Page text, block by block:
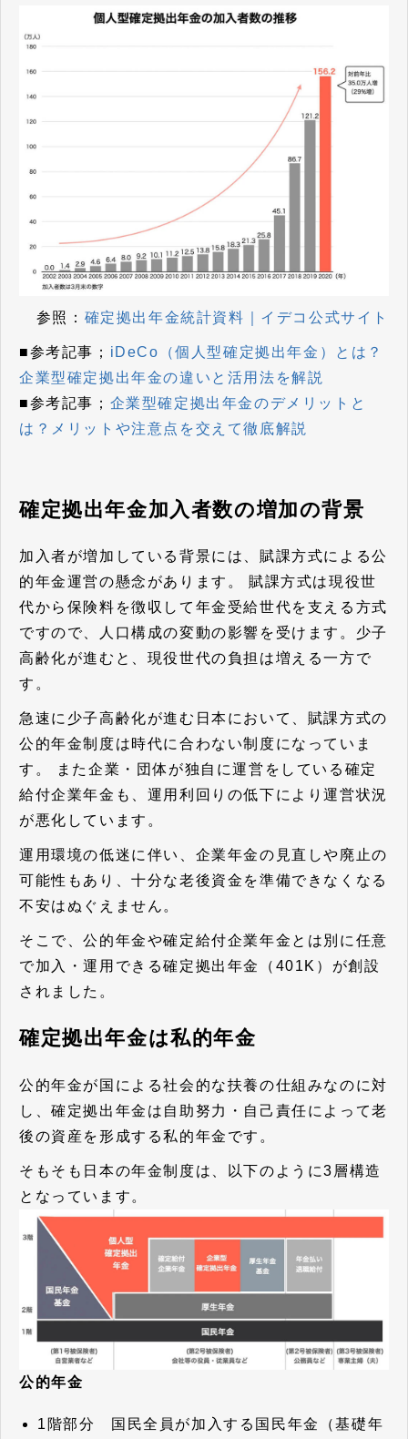
参照： 確定拠出年金統計資料｜イデコ公式サイト
■参考記事； iDeCo（個人型確定拠出年金）とは？
企業型確定拠出年金の違いと活用法を解説
■参考記事； 企業型確定拠出年金のデメリットと
は？メリットや注意点を交えて徹底解説
確定拠出年金加入者数の増加の背景
加入者が増加している背景には、賦課方式による公
的年金運営の懸念があります。 賦課方式は現役世
代から保険料を徴収して年金受給世代を支える方式
ですので、人口構成の変動の影響を受けます。少子
高齢化が進むと、現役世代の負担は増える一方で
す。
急速に少子高齢化が進む日本において、賦課方式の
公的年金制度は時代に合わない制度になっていま
す。
また企業・団体が独自に運営をしている確定
給付企業年金も、運用利回りの低下により運営状況
が悪化しています。
運用環境の低迷に伴い、 企業年金の見直しや廃止の
可能性もあり、十分な老後資金を準備できなくなる
不安はぬぐえません。
そこで、公的年金や確定給付企業年金とは別に任意
で加入・運用できる確定拠出年金（401K）が創設
されました。
確定拠出年金は私的年金
公的年金が国による社会的な扶養の仕組みなのに対
し、確定拠出年金は自助努力・自己責任によって老
後の資産を形成する私的年金です。
そもそも日本の年金制度は、以下のように3層構造
となっています。
公的年金
1階部分 国民全員が加入する国民年金（基礎年